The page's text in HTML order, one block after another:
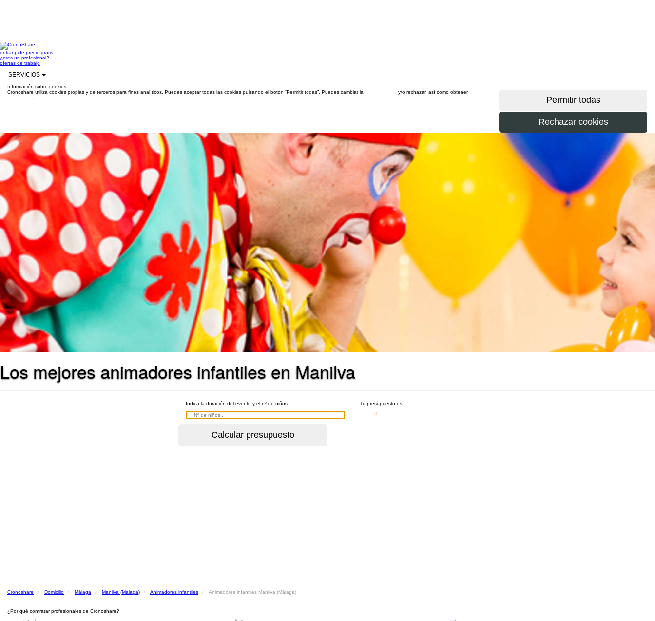
entrarpide precio gratis
¿eres un profesional?
ofertas de trabajo
SERVICIOS
Información sobre cookies
Cronoshare utiliza cookies propias y de terceros para fines analíticos. Puedes aceptar todas las cookies pulsando el botón “Permitir todas”. Puedes cambiar la
, y/o rechazar, así como obtener
Los mejores animadores infantiles en Manilva
Indica la duración del evento y el nº de niños:
Tu presupuesto es:
– €
Cronoshare Domicilio Málaga Manilva (Málaga) Animadores infantiles Animadores infantiles Manilva (Málaga)
¿Por qué contratar profesionales de Cronoshare?